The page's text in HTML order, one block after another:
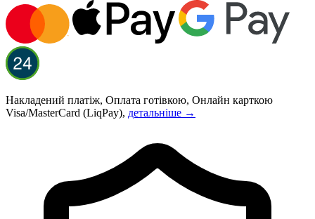
Накладений платіж, Оплата готівкою, Онлайн карткою
Visa/MasterCard (LiqPay), детальніше →